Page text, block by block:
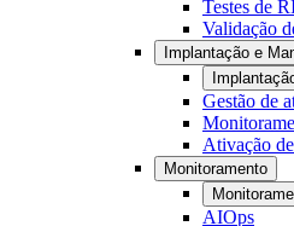
Testes de
Validação
Implantação e
Gestão de
Ativação
Monitoramento
AIOps